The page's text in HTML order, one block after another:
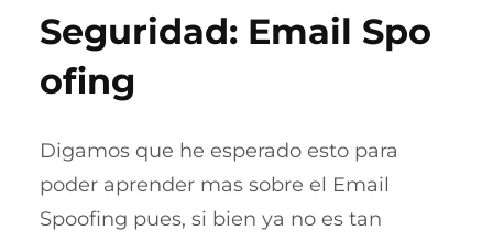
Seguridad: Email Spo
ofing
Digamos que he esperado esto para
poder aprender mas sobre el Email
Spoofing pues, si bien ya no es tan